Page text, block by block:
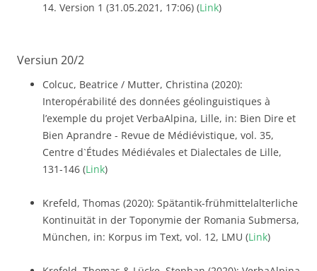
14. Version 1 (31.05.2021, 17:06) (Link)
Versiun 20/2
Colcuc, Beatrice / Mutter, Christina (2020):
Interopérabilité des données géolinguistiques à
l’exemple du projet VerbaAlpina, Lille, in: Bien Dire et
Bien Aprandre - Revue de Médiévistique, vol. 35,
Centre d`Études Médiévales et Dialectales de Lille,
131-146 (Link)
Krefeld, Thomas (2020): Spätantik-frühmittelalterliche
Kontinuität in der Toponymie der Romania Submersa,
München, in: Korpus im Text, vol. 12, LMU (Link)